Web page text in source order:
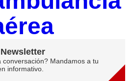
Newsletter
conversación? Mandamos a tu
informativo.